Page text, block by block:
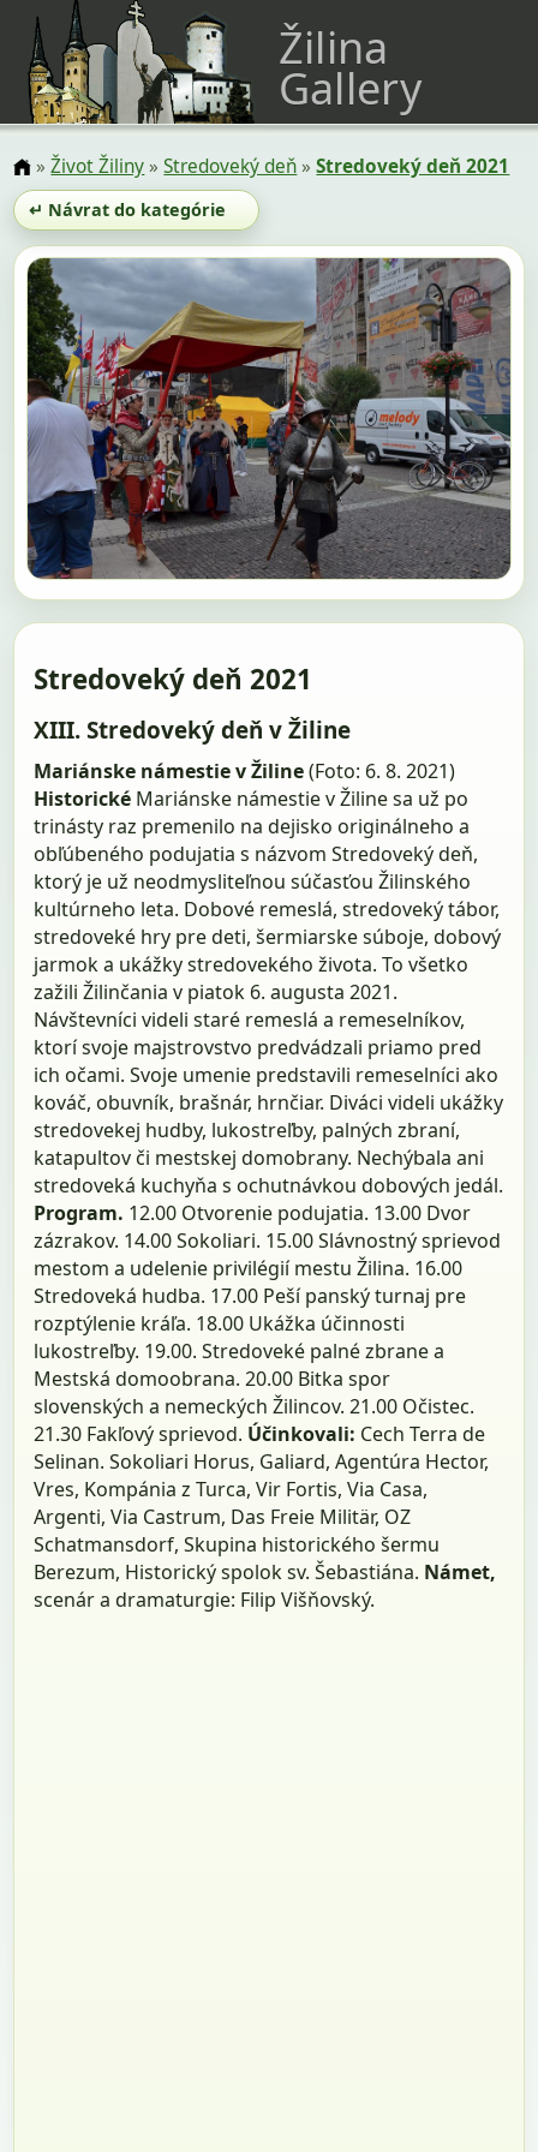
Žilina
Gallery
»Život Žiliny»Stredoveký deň»Stredoveký deň 2021
↵ Návrat do kategórie
Stredoveký deň 2021
XIII. Stredoveký deň v Žiline
Mariánske námestie v Žiline(Foto: 6. 8. 2021)
Historické Mariánske námestie v Žiline sa už po
trinásty raz premenilo na dejisko originálneho a
obľúbeného podujatia s názvom Stredoveký deň,
ktorý je už neodmysliteľnou súčasťou Žilinského
kultúrneho leta. Dobové remeslá, stredoveký tábor,
stredoveké hry pre deti, šermiarske súboje, dobový
jarmok a ukážky stredovekého života. To všetko
zažili Žilinčania v piatok 6. augusta 2021.
Návštevníci videli staré remeslá a remeselníkov,
ktorí svoje majstrovstvo predvádzali priamo pred
ich očami. Svoje umenie predstavili remeselníci ako
kováč, obuvník, brašnár, hrnčiar. Diváci videli ukážky
stredovekej hudby, lukostreľby, palných zbraní,
katapultov či mestskej domobrany. Nechýbala ani
stredoveká kuchyňa s ochutnávkou dobových jedál.
Program. 12.00 Otvorenie podujatia. 13.00 Dvor
zázrakov. 14.00 Sokoliari. 15.00 Slávnostný sprievod
mestom a udelenie privilégií mestu Žilina. 16.00
Stredoveká hudba. 17.00 Peší panský turnaj pre
rozptýlenie kráľa. 18.00 Ukážka účinnosti
lukostreľby. 19.00. Stredoveké palné zbrane a
Mestská domoobrana. 20.00 Bitka spor
slovenských a nemeckých Žilincov. 21.00 Očistec.
21.30 Fakľový sprievod. Účinkovali: Cech Terra de
Selinan. Sokoliari Horus, Galiard, Agentúra Hector,
Vres, Kompánia z Turca, Vir Fortis, Via Casa,
Argenti, Via Castrum, Das Freie Militär, OZ
Schatmansdorf, Skupina historického šermu
Berezum, Historický spolok sv. Šebastiána. Námet,
scenár a dramaturgie: Filip Višňovský.